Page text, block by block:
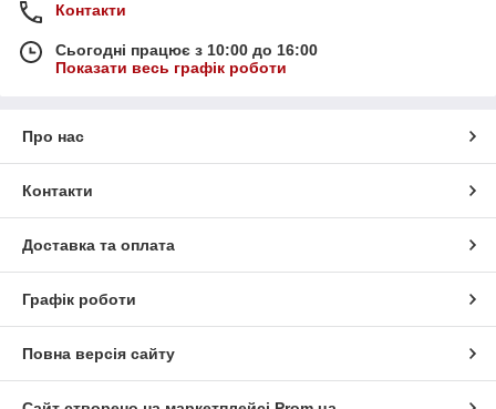
Контакти
Сьогодні працює з 10:00 до 16:00
Показати весь графік роботи
Про нас
Контакти
Доставка та оплата
Графік роботи
Повна версія сайту